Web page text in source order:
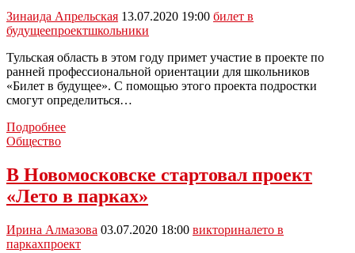
—
шагаю
России
Зинаида Апрельская 13.07.2020 19:00 билет в
будущеепроектшкольники
Тульская область в этом году примет участие в проекте по
ранней профессиональной ориентации для школьников
«Билет в будущее». С помощью этого проекта подростки
смогут определиться…
ПодробнееНовомосковских
в
проекте
в
будущее»
Общество
В Новомосковске стартовал проект
«Лето в парках»
Ирина Алмазова 03.07.2020 18:00 викториналето в
паркахпроект